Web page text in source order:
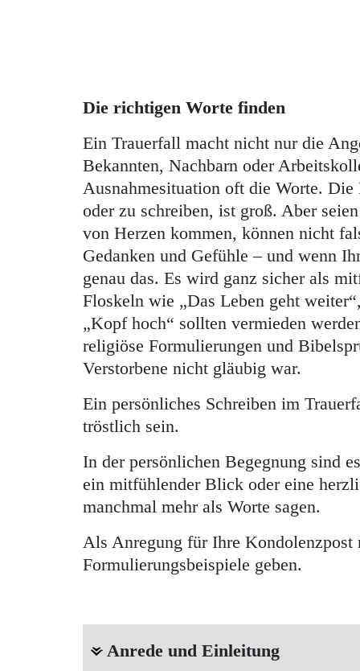
Die richtigen Worte finden
Ein Trauerfall macht nicht nur die
Bekannten, Nachbarn oder
Ausnahmesituation oft die Worte. Die
oder zu schreiben, ist groß. Aber
von Herzen kommen, können nicht
Gedanken und Gefühle – und wenn
genau das. Es wird ganz sicher als
Floskeln wie „Das Leben geht
„Kopf hoch“ sollten vermieden
religiöse Formulierungen und
Verstorbene nicht gläubig war.
Ein persönliches Schreiben im
tröstlich sein.
In der persönlichen Begegnung sind
ein mitfühlender Blick oder eine
manchmal mehr als Worte sagen.
Als Anregung für Ihre
Formulierungsbeispiele geben.
Anrede und Einleitung